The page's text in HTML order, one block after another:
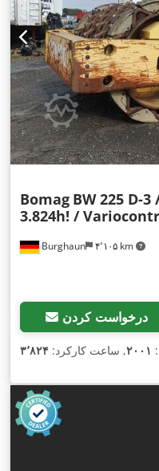
Burghaun ۴٬۱۰۵ km
Bomag BW 225 D-
3.824h! /
درخواست کردن
۲۰۰۱, ساعت کارکرد: